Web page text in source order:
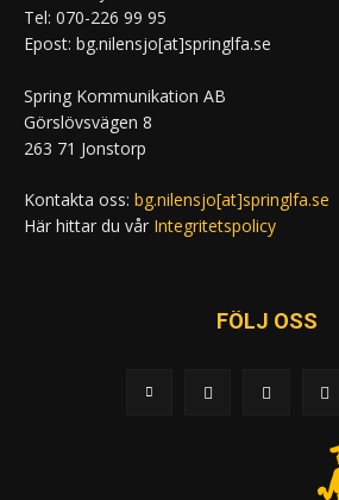
Tel: 070-226 99 95
Epost: bg.nilensjo[at]springlfa.se
Spring Kommunikation AB
Görslövsvägen 8
263 71 Jonstorp
Kontakta oss: bg.nilensjo[at]springlfa.se
Här hittar du vår Integritetspolicy
FÖLJ OSS